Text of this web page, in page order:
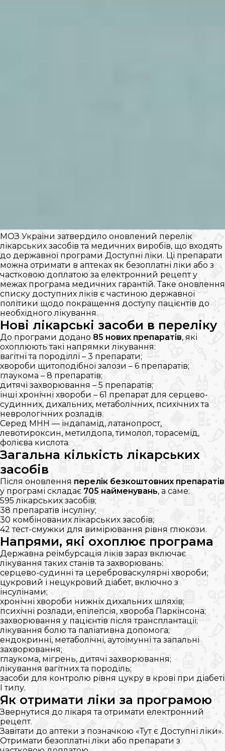
МОЗ України затвердило оновлений перелік
лікарських засобів та медичних виробів, що входять
до державної програми Доступні ліки. Ці препарати
можна отримати в аптеках як безоплатні ліки або з
частковою доплатою за електронний рецепт у
межах програма медичних гарантій. Таке оновлення
списку доступних ліків є частиною державної
політики щодо покращення доступу пацієнтів до
необхідного лікування.
Нові лікарські засоби в переліку
До програми додано 85 нових препаратів, які
охоплюють такі напрямки лікування:
вагітні та породіллі – 3 препарати;
хвороби щитоподібної залози – 6 препаратів;
глаукома – 8 препаратів;
дитячі захворювання – 5 препаратів;
інші хронічні хвороби – 61 препарат для серцево-
судинних, дихальних, метаболічних, психічних та
неврологічних розладів.
Серед МНН — індапамід, латанопрост,
левотироксин, метилдопа, тимолол, торасемід,
фолієва кислота.
Загальна кількість лікарських
засобів
Після оновлення перелік безкоштовних препаратів
у програмі складає 705 найменувань, а саме:
595 лікарських засобів;
38 препаратів інсуліну;
30 комбінованих лікарських засобів;
42 тест-смужки для вимірювання рівня глюкози.
Напрями, які охоплює програма
Державна реімбурсація ліків зараз включає
лікування таких станів та захворювань:
серцево-судинні та цереброваскулярні хвороби;
цукровий і нецукровий діабет, включно з
інсулінами;
хронічні хвороби нижніх дихальних шляхів;
психічні розлади, епілепсія, хвороба Паркінсона;
захворювання у пацієнтів після трансплантації;
лікування болю та паліативна допомога;
ендокринні, метаболічні, аутоімунні та запальні
захворювання;
глаукома, мігрень, дитячі захворювання;
лікування вагітних та породіль;
засоби для контролю рівня цукру в крові при діабеті
I типу.
Як отримати ліки за програмою
Звернутися до лікаря та отримати електронний
рецепт.
Завітати до аптеки з позначкою «Тут є Доступні ліки».
Отримати безоплатні ліки або препарати з